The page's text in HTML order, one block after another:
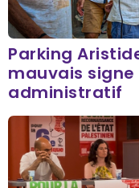
Parking
mauvais
administratif